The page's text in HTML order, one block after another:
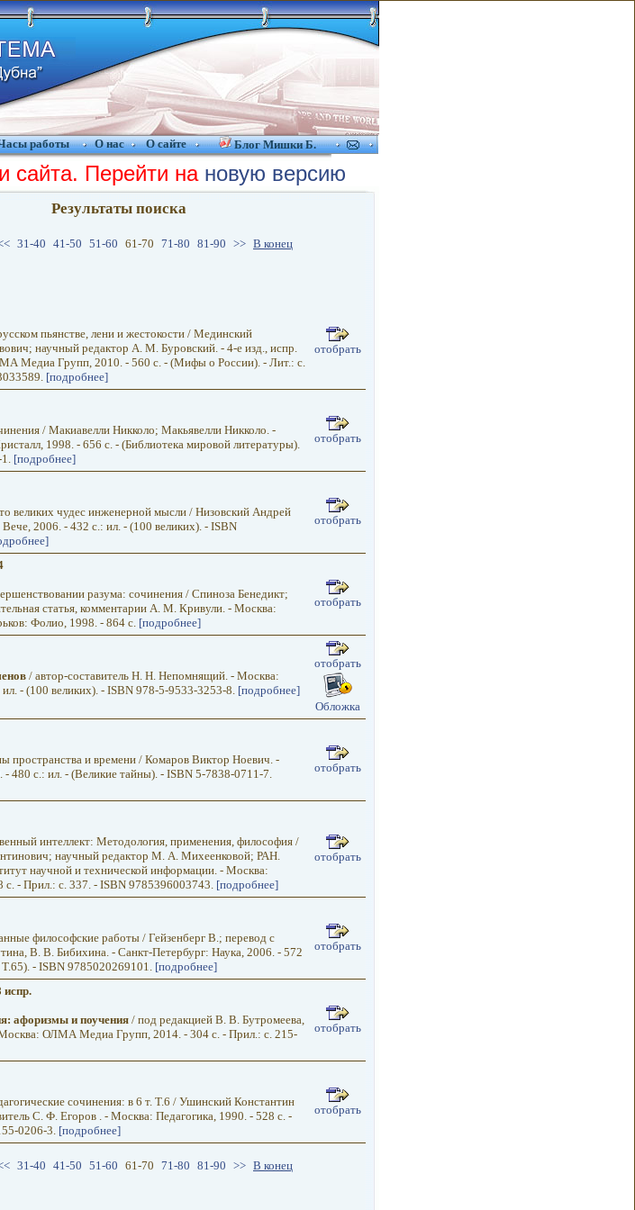
работы О нас О сайте Блог Мишки Б.
сайта. Перейти на новую версию
Результаты поиска
31-40 41-50 51-60 61-70 71-80 81-90 >> В конец
пьянстве, лени и жестокости / Мединский
научный редактор А. М. Буровский. - 4-е изд., испр.
Медиа Групп, 2010. - 560 с. - (Мифы о России). - Лит.: с.
[подробнее]
отобрать
/ Макиавелли Никколо; Макьявелли Никколо. -
1998. - 656 с. - (Библиотека мировой литературы).
[подробнее]
отобрать
великих чудес инженерной мысли / Низовский Андрей
2006. - 432 с.: ил. - (100 великих). - ISBN
отобрать
разума: сочинения / Спиноза Бенедикт;
статья, комментарии А. М. Кривули. - Москва:
Фолио, 1998. - 864 с. [подробнее]
отобрать
/ автор-составитель Н. Н. Непомнящий. - Москва:
- (100 великих). - ISBN 978-5-9533-3253-8. [подробнее]
отобрать
Обложка
пространства и времени / Комаров Виктор Ноевич. -
480 с.: ил. - (Великие тайны). - ISBN 5-7838-0711-7.
отобрать
интеллект: Методология, применения, философия /
научный редактор М. А. Михеенковой; РАН.
научной и технической информации. - Москва:
с. - Прил.: с. 337. - ISBN 9785396003743. [подробнее]
отобрать
философские работы / Гейзенберг В.; перевод с
В. В. Бибихина. - Санкт-Петербург: Наука, 2006. - 572
- ISBN 9785020269101.
[подробнее]
отобрать
испр.
афоризмы и поучения/ под редакцией В. В. Бутромеева,
ОЛМА Медиа Групп, 2014. - 304 с. - Прил.: с. 215-
отобрать
сочинения: в 6 т. Т.6 / Ушинский Константин
С. Ф. Егоров . - Москва: Педагогика, 1990. - 528 с. -
0206-3. [подробнее]
отобрать
31-40 41-50 51-60 61-70 71-80 81-90 >> В конец